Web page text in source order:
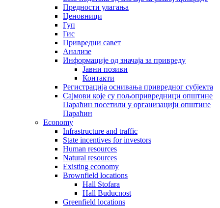
Предности улагања
Ценовници
Гуп
Гис
Привредни савет
Aнализе
Информације од значаја за привреду
Јавни позиви
Контакти
Регистрација оснивања привредног субјекта
Сајмови које су пољопривредници општине
Параћин посетили у организацији општине
Параћин
Economy
Infrastructure and traffic
State incentives for investors
Human resources
Natural resources
Existing economy
Brownfield locations
Hall Stofara
Hall Buducnost
Greenfield locations